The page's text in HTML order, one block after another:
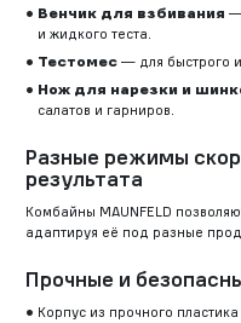
Венчик для взбивания —
и жидкого теста.
Тестомес — для быстрого
Нож для нарезки и
салатов и гарниров.
Разные режимы
результата
Комбайны MAUNFELD
адаптируя её под разные
Прочные и
Корпус из прочного